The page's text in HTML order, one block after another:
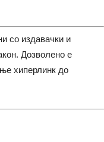
со издавачки и
Дозволено е
хиперлинк до